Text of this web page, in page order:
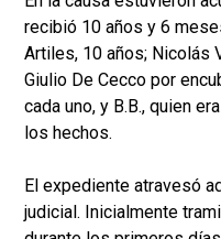
recibió 10 años y 6
Artiles, 10 años; Nicolás
Giulio De Cecco por
cada uno, y B.B., quien
los hechos.
El expediente atravesó
judicial. Inicialmente